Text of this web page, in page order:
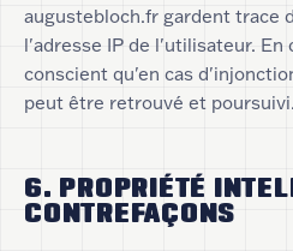
augustebloch.fr gardent trace
l'adresse IP de l'utilisateur.
conscient qu'en cas
peut être retrouvé et poursuivi.
6. PROPRIÉTÉ
CONTREFAÇONS